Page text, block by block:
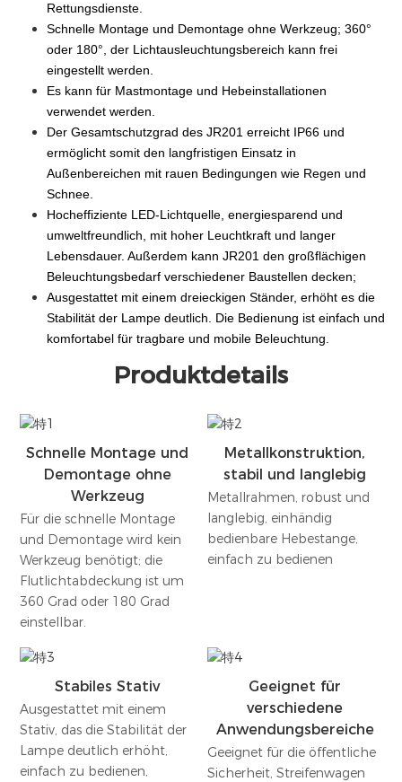
Rettungsdienste.
Schnelle Montage und Demontage ohne Werkzeug; 360°
oder 180°, der Lichtausleuchtungsbereich kann frei
eingestellt werden.
Es kann für Mastmontage und Hebeinstallationen
verwendet werden.
Der Gesamtschutzgrad des JR201 erreicht IP66 und
ermöglicht somit den langfristigen Einsatz in
Außenbereichen mit rauen Bedingungen wie Regen und
Schnee.
Hocheffiziente LED-Lichtquelle, energiesparend und
umweltfreundlich, mit hoher Leuchtkraft und langer
Lebensdauer. Außerdem kann JR201 den großflächigen
Beleuchtungsbedarf verschiedener Baustellen decken;
Ausgestattet mit einem dreieckigen Ständer, erhöht es die
Stabilität der Lampe deutlich. Die Bedienung ist einfach und
komfortabel für tragbare und mobile Beleuchtung.
Produktdetails
Schnelle Montage und
Demontage ohne
Werkzeug
Für die schnelle Montage
und Demontage wird kein
Werkzeug benötigt; die
Flutlichtabdeckung ist um
360 Grad oder 180 Grad
einstellbar.
Metallkonstruktion,
stabil und langlebig
Metallrahmen, robust und
langlebig, einhändig
bedienbare Hebestange,
einfach zu bedienen
Stabiles Stativ
Ausgestattet mit einem
Stativ, das die Stabilität der
Lampe deutlich erhöht,
einfach zu bedienen,
Geeignet für
verschiedene
Anwendungsbereiche
Geeignet für die öffentliche
Sicherheit, Streifenwagen